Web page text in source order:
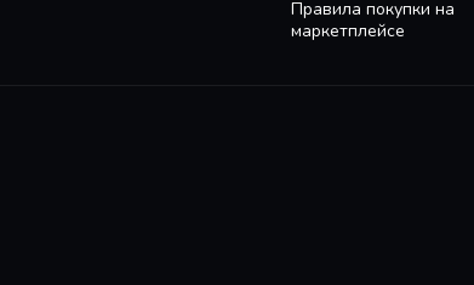
Правила покупки на
маркетплейсе